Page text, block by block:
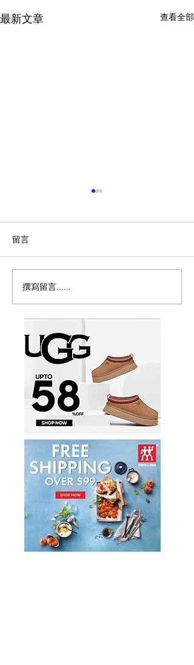
最新文章 查看全部
味千拉面Ajisen Ramen推
出$12.99熊本经典套餐，
儿童餐免费吃到9月底
留言
撰寫留言......